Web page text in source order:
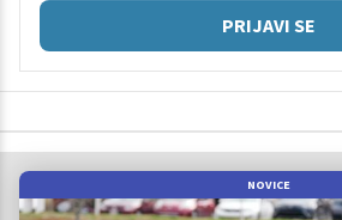
PRIJAVI SE
NOVICE